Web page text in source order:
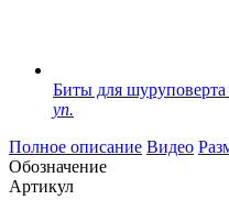
Биты для
уп.
Полное описание Видео
Обозначение
Артикул